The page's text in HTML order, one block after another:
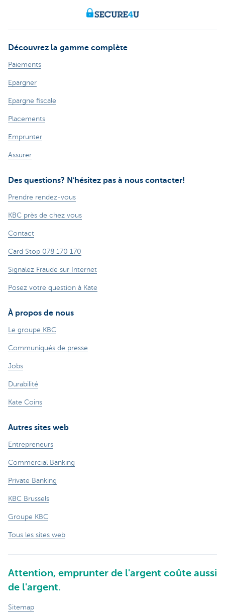
Découvrez la gamme complète
Paiements
Epargner
Epargne fiscale
Placements
Emprunter
Assurer
Des questions? N'hésitez pas à nous contacter!
Prendre rendez-vous
KBC près de chez vous
Contact
Card Stop 078 170 170
Signalez Fraude sur Internet
Posez votre question à Kate
À propos de nous
Le groupe KBC
Communiqués de presse
Jobs
Durabilité
Kate Coins
Autres sites web
Entrepreneurs
Commercial Banking
Private Banking
KBC Brussels
Groupe KBC
Tous les sites web
Attention, emprunter de l'argent coûte aussi
de l'argent.
Sitemap